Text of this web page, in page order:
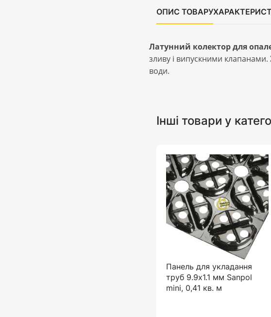
ОПИС ТОВАРУ
Латунний колектор для
зливу і випускними
води.
Інші товари у
Панель для укладання
труб 9.9x1.1 мм Sanpol
mini, 0,41 кв. м